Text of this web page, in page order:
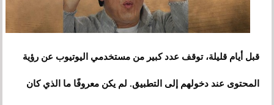
قبل أيام قليلة، توقف عدد كبير من مستخدمي اليوتيوب عن رؤية
المحتوى عند دخولهم إلى التطبيق. لم يكن معروفًا ما الذي كان